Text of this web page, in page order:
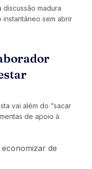
discussão madura
instantâneo sem abrir
vai além do “sacar
de apoio à
de